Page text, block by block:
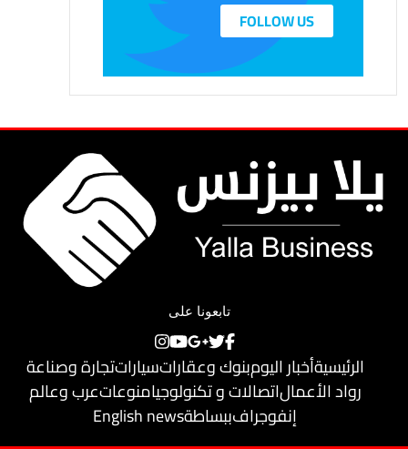
FOLLOW US
تابعونا على
الرئيسيةأخبار اليومبنوك وعقاراتسياراتتجارة وصناعة
رواد الأعمالاتصالات و تكنولوجيامنوعاتعرب وعالم
إنفوجرافببساطةEnglish news